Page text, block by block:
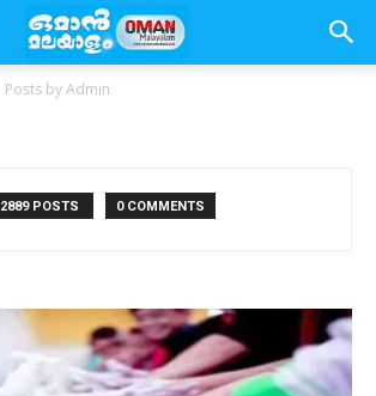
Posts by Admin
2889 POSTS 0 COMMENTS